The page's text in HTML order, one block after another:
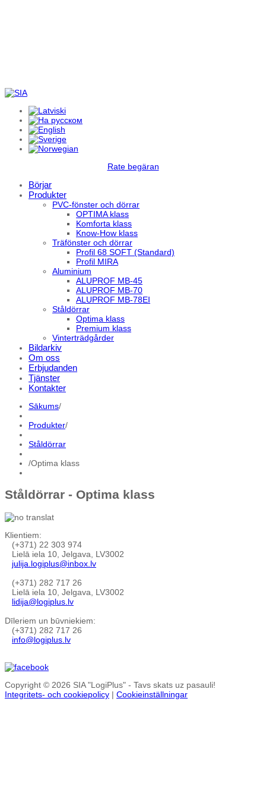
Rate begäran
Börjar
Produkter
PVC-fönster och dörrar
OPTIMA klass
Komforta klass
Know-How klass
Träfönster och dörrar
Profil 68 SOFT (Standard)
Profil MIRA
Aluminium
ALUPROF MB-45
ALUPROF MB-70
ALUPROF MB-78EI
Ståldörrar
Optima klass
Premium klass
Vinterträdgårder
Bildarkiv
Om oss
Erbjudanden
Tjänster
Kontakter
Sākums/
Produkter/
Ståldörrar
/Optima klass
Ståldörrar - Optima klass
Klientiem:
(+371) 22 303 974
Lielā iela 10, Jelgava, LV3002
julija.logiplus@inbox.lv
(+371) 282 717 26
Lielā iela 10, Jelgava, LV3002
lidija@logiplus.lv
Dīleriem un būvniekiem:
(+371) 282 717 26
info@logiplus.lv
Copyright © 2026 SIA "LogiPlus" - Tavs skats uz pasauli!
Integritets- och cookiepolicy | Cookieinställningar